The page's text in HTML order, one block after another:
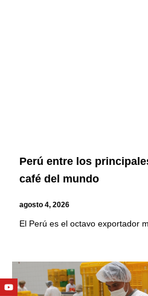
Perú entre los
café del mundo
agosto 4, 2026
El Perú es el octavo exportador
Youtube
Facebook
Twitter
Linkedin
Instagram